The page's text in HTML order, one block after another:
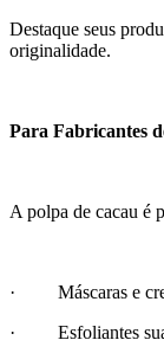
Destaque seus
originalidade.
Para Fabricantes
A polpa de cacau é
· Máscaras e
· Esfoliantes